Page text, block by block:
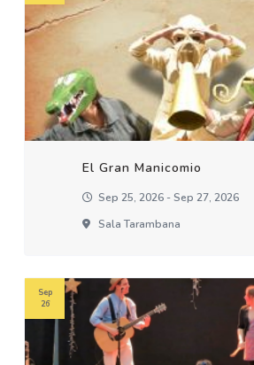
El Gran Manicomio
Sep 25, 2026 - Sep 27, 2026
Sala Tarambana
Sep
26